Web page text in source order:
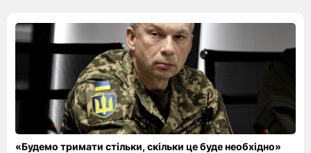
«Будемо тримати стільки, скільки це буде необхідно»